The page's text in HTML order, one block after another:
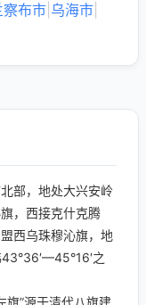
察布市 乌海市
部，地处大兴安岭
，西接克什克腾
西乌珠穆沁旗，地
之
旗”源于清代八旗建